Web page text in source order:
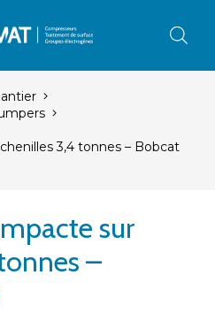
3,4 tonnes – Bobcat
sur
–